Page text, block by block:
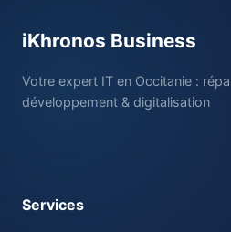
iKhronos Business
Votre expert IT en Occitanie :
développement & digitalisation
Services